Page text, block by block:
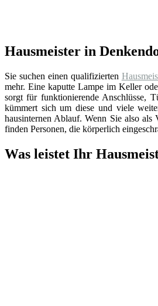
Hausmeister in
Sie suchen einen qualifizierten
mehr. Eine kaputte Lampe im Keller
sorgt für funktionierende Anschlüsse,
kümmert sich um diese und viele
hausinternen Ablauf. Wenn Sie also als
finden Personen, die körperlich
Was leistet Ihr